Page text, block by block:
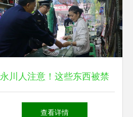
永川人注意！这些东西被禁
用，快看你家有吗？——渔具
查看详情